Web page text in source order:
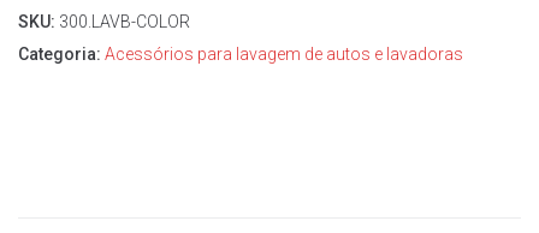
SKU: 300.LAVB-COLOR
Categoria: Acessórios para lavagem de autos e lavadoras